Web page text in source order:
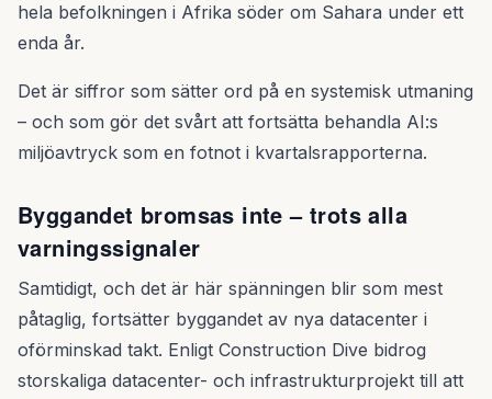
hela befolkningen i Afrika söder om Sahara under ett
enda år.
Det är siffror som sätter ord på en systemisk utmaning
– och som gör det svårt att fortsätta behandla AI:s
miljöavtryck som en fotnot i kvartalsrapporterna.
Byggandet bromsas inte – trots alla
varningssignaler
Samtidigt, och det är här spänningen blir som mest
påtaglig, fortsätter byggandet av nya datacenter i
oförminskad takt. Enligt Construction Dive bidrog
storskaliga datacenter- och infrastrukturprojekt till att